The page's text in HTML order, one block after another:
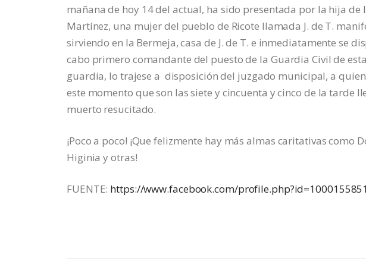
mañana de hoy 14 del actual, ha sido presentada por la hija de
Martínez, una mujer del pueblo de Ricote llamada J. de T.
sirviendo en la Bermeja, casa de J. de T. e inmediatamente se
cabo primero comandante del puesto de la Guardia Civil de
guardia, lo trajese a disposición del juzgado municipal, a
este momento que son las siete y cincuenta y cinco de la tarde
muerto resucitado.
¡Poco a poco! ¡Que felizmente hay más almas caritativas como
Higinia y otras!
FUENTE: https://www.facebook.com/